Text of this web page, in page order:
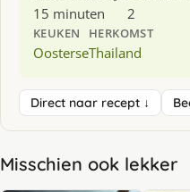
15 minuten 2
KEUKEN
Oosterse
HERKOMST
Thailand
Direct naar recept ↓
Misschien ook lekker